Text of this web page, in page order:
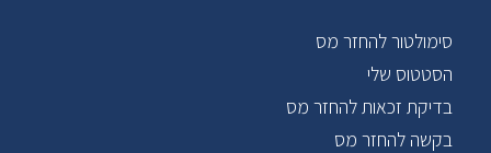
סימולטור להחזר מס
הסטטוס שלי
בדיקת זכאות להחזר מס
בקשה להחזר מס